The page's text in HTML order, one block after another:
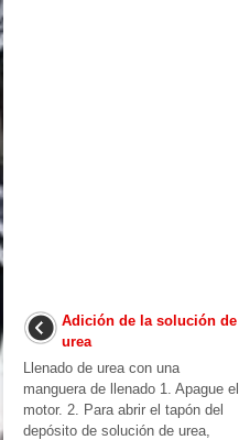
Adición de la solución de
urea
Llenado de urea con una
manguera de llenado 1. Apague el
motor. 2. Para abrir el tapón del
depósito de solución de urea,